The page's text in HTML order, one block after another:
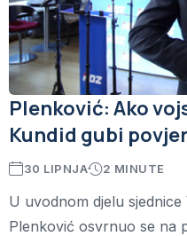
Plenković: Ako
Kundid gubi
30 LIPNJA 2 MINUTE
U uvodnom djelu
Plenković osvrnuo se na